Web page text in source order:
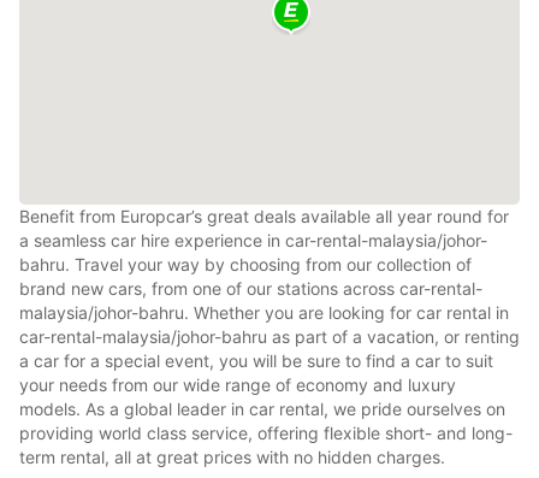
Benefit from Europcar’s great deals available all year round for
a seamless car hire experience in car-rental-malaysia/johor-
bahru. Travel your way by choosing from our collection of
brand new cars, from one of our stations across car-rental-
malaysia/johor-bahru. Whether you are looking for car rental in
car-rental-malaysia/johor-bahru as part of a vacation, or renting
a car for a special event, you will be sure to find a car to suit
your needs from our wide range of economy and luxury
models. As a global leader in car rental, we pride ourselves on
providing world class service, offering flexible short- and long-
term rental, all at great prices with no hidden charges.